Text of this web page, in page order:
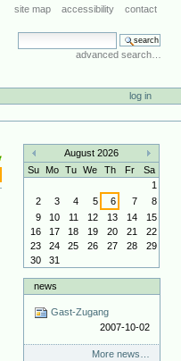
site map accessibility contact
search site
advanced search…
log in
«
August 2026
»
Su Mo Tu We Th Fr
Sa
1
2
3 4 5 6 7
8
9
10 11 12 13 14
15
16
17 18 19 20 21
22
23
24 25 26 27 28
29
30
31
news
Gast-Zugang
2007-10-02
More news…